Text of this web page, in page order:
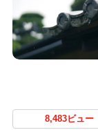
8,483ビュー